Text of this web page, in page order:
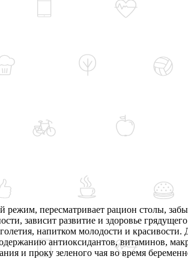
пересматривает рацион столы,
зависит развитие и здоровье
напитком молодости и
антиоксидантов, витаминов,
и проку зеленого чая во время